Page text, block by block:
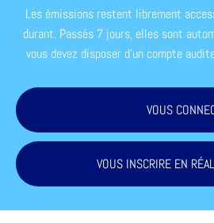
Les émissions restent librement
durant. Passés 7 jours, elles sont
vous devez disposer d'un compte
VOUS
VOUS INSCRIRE EN